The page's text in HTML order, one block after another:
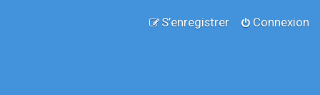
Connexion
S’enregistrer